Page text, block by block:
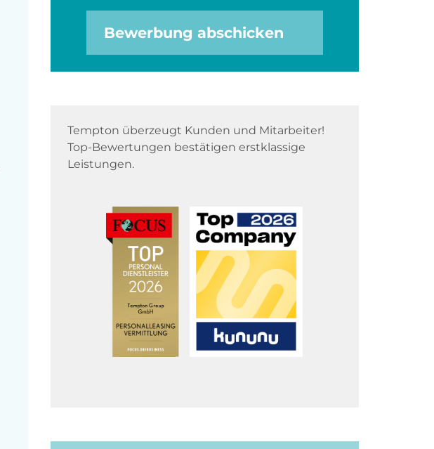
Bewerbung abschicken
Tempton überzeugt Kunden und Mitarbeiter!
Top-Bewertungen bestätigen erstklassige
Leistungen.